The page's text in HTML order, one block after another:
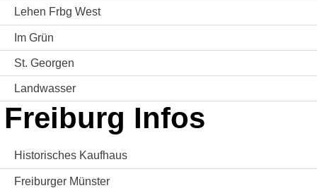
Lehen Frbg West
Im Grün
St. Georgen
Landwasser
Freiburg Infos
Historisches Kaufhaus
Freiburger Münster